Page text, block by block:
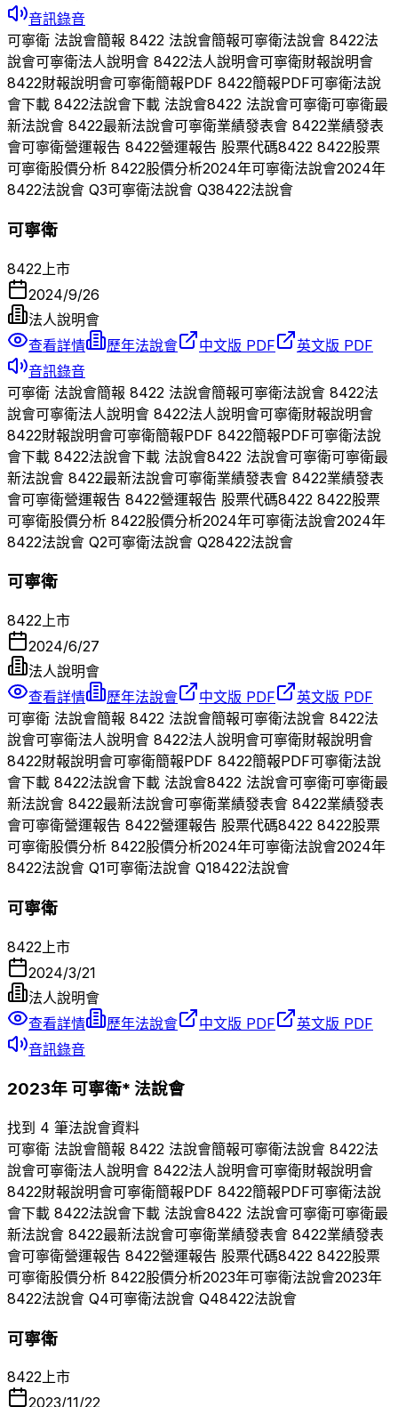
音訊錄音
可寧衛 法說會簡報 8422 法說會簡報可寧衛法說會 8422法
說會可寧衛法人說明會 8422法人說明會可寧衛財報說明會
8422財報說明會可寧衛簡報PDF 8422簡報PDF可寧衛法說
會下載 8422法說會下載 法說會8422 法說會可寧衛可寧衛最
新法說會 8422最新法說會可寧衛業績發表會 8422業績發表
會可寧衛營運報告 8422營運報告 股票代碼8422 8422股票
可寧衛股價分析 8422股價分析2024年可寧衛法說會2024年
8422法說會 Q3可寧衛法說會 Q38422法說會
可寧衛
8422 上市
2024/9/26
法人說明會
查看詳情
歷年法說會 中文版 PDF
英文版 PDF
音訊錄音
可寧衛 法說會簡報 8422 法說會簡報可寧衛法說會 8422法
說會可寧衛法人說明會 8422法人說明會可寧衛財報說明會
8422財報說明會可寧衛簡報PDF 8422簡報PDF可寧衛法說
會下載 8422法說會下載 法說會8422 法說會可寧衛可寧衛最
新法說會 8422最新法說會可寧衛業績發表會 8422業績發表
會可寧衛營運報告 8422營運報告 股票代碼8422 8422股票
可寧衛股價分析 8422股價分析2024年可寧衛法說會2024年
8422法說會 Q2可寧衛法說會 Q28422法說會
可寧衛
8422上市
2024/6/27
法人說明會
查看詳情
歷年法說會 中文版 PDF
英文版 PDF
可寧衛 法說會簡報 8422 法說會簡報可寧衛法說會 8422法
說會可寧衛法人說明會 8422法人說明會可寧衛財報說明會
8422財報說明會可寧衛簡報PDF 8422簡報PDF可寧衛法說
會下載 8422法說會下載 法說會8422 法說會可寧衛可寧衛最
新法說會 8422最新法說會可寧衛業績發表會 8422業績發表
會可寧衛營運報告 8422營運報告 股票代碼8422 8422股票
可寧衛股價分析 8422股價分析2024年可寧衛法說會2024年
8422法說會 Q1可寧衛法說會 Q18422法說會
可寧衛
8422 上市
2024/3/21
法人說明會
查看詳情
歷年法說會 中文版 PDF
英文版 PDF
音訊錄音
2023年 可寧衛* 法說會
找到 4 筆法說會資料
可寧衛 法說會簡報 8422 法說會簡報可寧衛法說會 8422法
說會可寧衛法人說明會 8422法人說明會可寧衛財報說明會
8422財報說明會可寧衛簡報PDF 8422簡報PDF可寧衛法說
會下載 8422法說會下載 法說會8422 法說會可寧衛可寧衛最
新法說會 8422最新法說會可寧衛業績發表會 8422業績發表
會可寧衛營運報告 8422營運報告 股票代碼8422 8422股票
可寧衛股價分析 8422股價分析2023年可寧衛法說會2023年
8422法說會 Q4可寧衛法說會 Q48422法說會
可寧衛
8422上市
2023/11/22